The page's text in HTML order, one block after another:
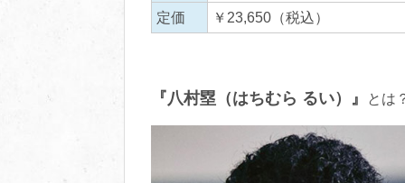
定価
￥23,650（税込）
『八村塁（はちむら るい）』 とは